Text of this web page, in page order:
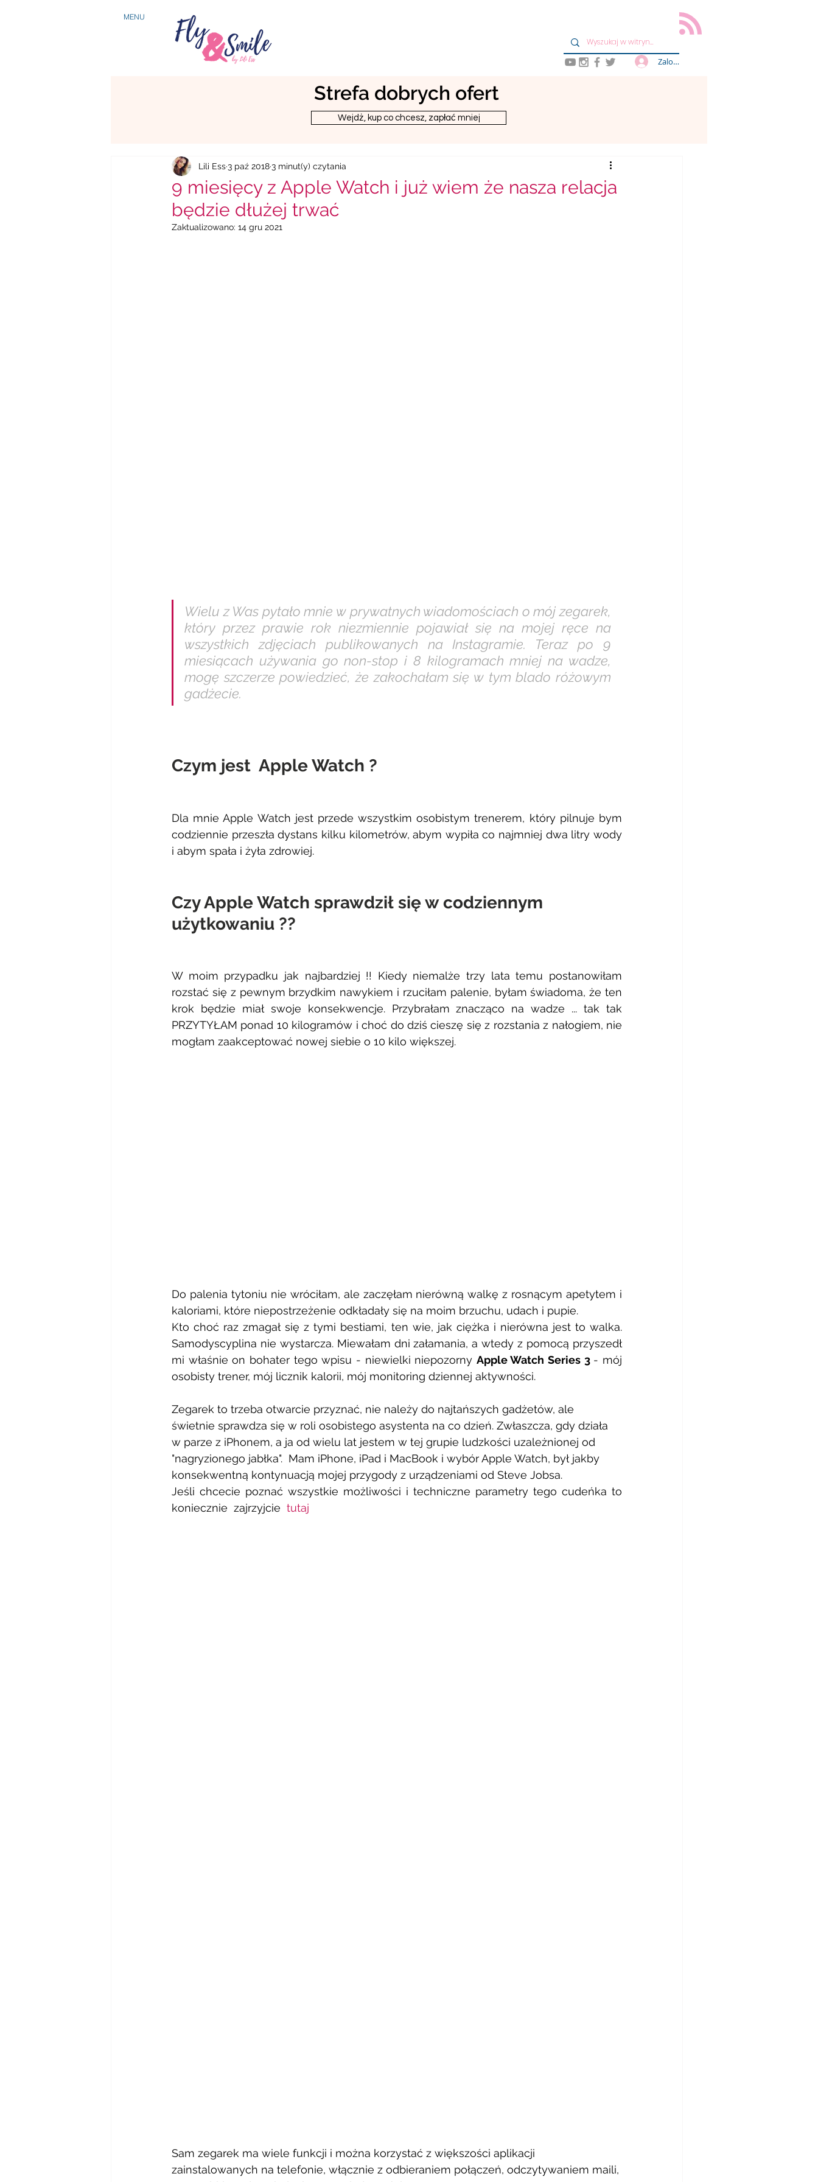
MENU
Zaloguj się
Strefa dobrych ofert
Wejdż, kup co chcesz, zapłać mniej
9 miesięcy z Apple Watch i już wiem że nasza relacja
będzie dłużej trwać
Lili Ess3 paź 20183 minut(y) czytania
Zaktualizowano: 14 gru 2021
Wielu z Was pytało mnie w prywatnych wiadomościach o mój zegarek,
który przez prawie rok niezmiennie pojawiał się na mojej ręce na
wszystkich zdjęciach publikowanych na Instagramie. Teraz po 9
miesiącach używania go non-stop i 8 kilogramach mniej na wadze,
mogę szczerze powiedzieć, że zakochałam się w tym blado różowym
gadżecie.
Czym jest  Apple Watch ?
Dla mnie Apple Watch jest przede wszystkim osobistym trenerem, który pilnuje bym
codziennie przeszła dystans kilku kilometrów, abym wypiła co najmniej dwa litry wody
i abym spała i żyła zdrowiej.
Czy Apple Watch sprawdził się w codziennym
użytkowaniu ??
W moim przypadku jak najbardziej !! Kiedy niemalże trzy lata temu postanowiłam
rozstać się z pewnym brzydkim nawykiem i rzuciłam palenie, byłam świadoma, że ten
krok będzie miał swoje konsekwencje. Przybrałam znacząco na wadze ... tak tak
PRZYTYŁAM ponad 10 kilogramów i choć do dziś cieszę się z rozstania z nałogiem, nie
mogłam zaakceptować nowej siebie o 10 kilo większej.
Do palenia tytoniu nie wróciłam, ale zaczęłam nierówną walkę z rosnącym apetytem i
kaloriami, które niepostrzeżenie odkładały się na moim brzuchu, udach i pupie.
Kto choć raz zmagał się z tymi bestiami, ten wie, jak ciężka i nierówna jest to walka.
Samodyscyplina nie wystarcza. Miewałam dni załamania, a wtedy z pomocą przyszedł
mi właśnie on bohater tego wpisu - niewielki niepozorny Apple Watch Series 3 - mój
osobisty trener, mój licznik kalorii, mój monitoring dziennej aktywności.
Zegarek to trzeba otwarcie przyznać, nie należy do najtańszych gadżetów, ale
świetnie sprawdza się w roli osobistego asystenta na co dzień. Zwłaszcza, gdy działa
w parze z iPhonem, a ja od wielu lat jestem w tej grupie ludzkości uzależnionej od
"nagryzionego jabłka".  Mam iPhone, iPad i MacBook i wybór Apple Watch, był jakby
konsekwentną kontynuacją mojej przygody z urządzeniami od Steve Jobsa.
Jeśli chcecie poznać wszystkie możliwości i techniczne parametry tego cudeńka to
koniecznie  zajrzyjcie tutaj
Sam zegarek ma wiele funkcji i można korzystać z większości aplikacji
zainstalowanych na telefonie, włącznie z odbieraniem połączeń, odczytywaniem maili,